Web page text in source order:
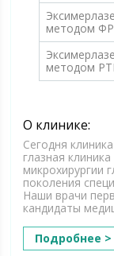
методом
методом
О клинике:
Сегодня
глазная
микрохирургии
поколения
Наши врачи
кандидаты
Подробнее >